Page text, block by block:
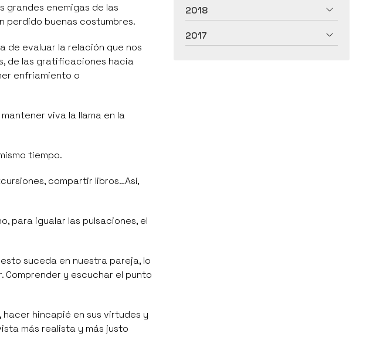
grandes enemigas de las
perdido buenas costumbres.
de evaluar la relación que nos
de las gratificaciones hacia
enfriamiento o
viva la llama en la
tiempo.
compartir libros…Así,
para igualar las pulsaciones, el
suceda en nuestra pareja, lo
Comprender y escuchar el punto
hincapié en sus virtudes y
más realista y más justo
2018
2017